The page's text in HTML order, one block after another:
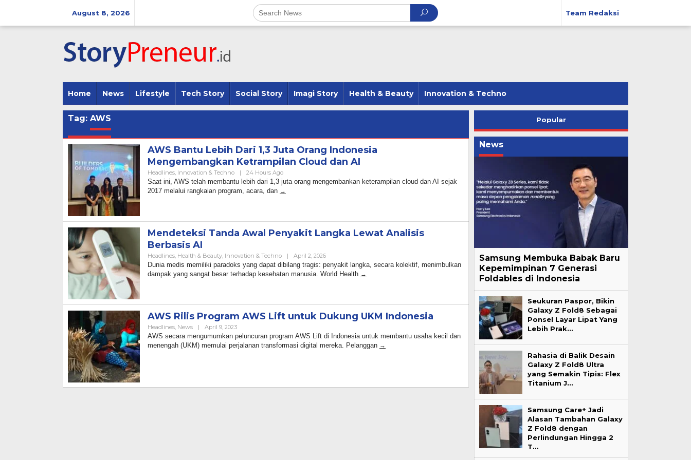
August 8, 2026 Team Redaksi
Home News Lifestyle Tech Story Social Story Imagi Story Health & Beauty Innovation & Techno
Tag: AWS
AWS Bantu Lebih Dari 1,3 Juta Orang Indonesia
Mengembangkan Ketrampilan Cloud dan AI
Headlines, Innovation & Techno | 24 Hours AgoBy
Admin
Saat ini, AWS telah membantu lebih dari 1,3 juta orang mengembankan keterampilan cloud dan AI sejak
2017 melalui rangkaian program, acara, dan
Mendeteksi Tanda Awal Penyakit Langka Lewat Analisis
Berbasis AI
Headlines, Health & Beauty, Innovation & Techno | April 2, 2026By
Admin
Dunia medis memiliki paradoks yang dapat dibilang tragis: penyakit langka, secara kolektif, menimbulkan
dampak yang sangat besar terhadap kesehatan manusia. World Health
AWS Rilis Program AWS Lift untuk Dukung UKM Indonesia
Headlines, News | April 9, 2023By
Admin
AWS secara mengumumkan peluncuran program AWS Lift di Indonesia untuk membantu usaha kecil dan
menengah (UKM) memulai perjalanan transformasi digital mereka. Pelanggan
Popular
News
Samsung Membuka Babak Baru
Kepemimpinan 7 Generasi
Foldables di Indonesia
Seukuran Paspor, Bikin
Galaxy Z Fold8 Sebagai
Ponsel Layar Lipat Yang
Lebih Prak…
Rahasia di Balik Desain
Galaxy Z Fold8 Ultra
yang Semakin Tipis: Flex
Titanium J…
Samsung Care+ Jadi
Alasan Tambahan Galaxy
Z Fold8 dengan
Perlindungan Hingga 2
T…